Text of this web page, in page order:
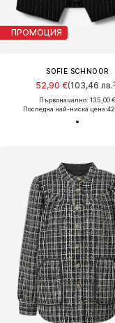
ПРОМОЦИЯ
SOFIE SCHNOOR
52,90 €(103,46
Първоначално: 135,00 €
Последна най-ниска цена: